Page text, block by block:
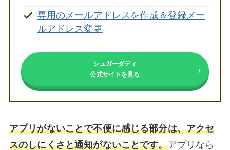
専用のメールアドレスを作成＆登録メー
ルアドレス変更
シュガーダディ
公式サイトを見る
アプリがないことで不便に感じる部分は、アクセ
スのしにくさと通知がないことです。アプリなら